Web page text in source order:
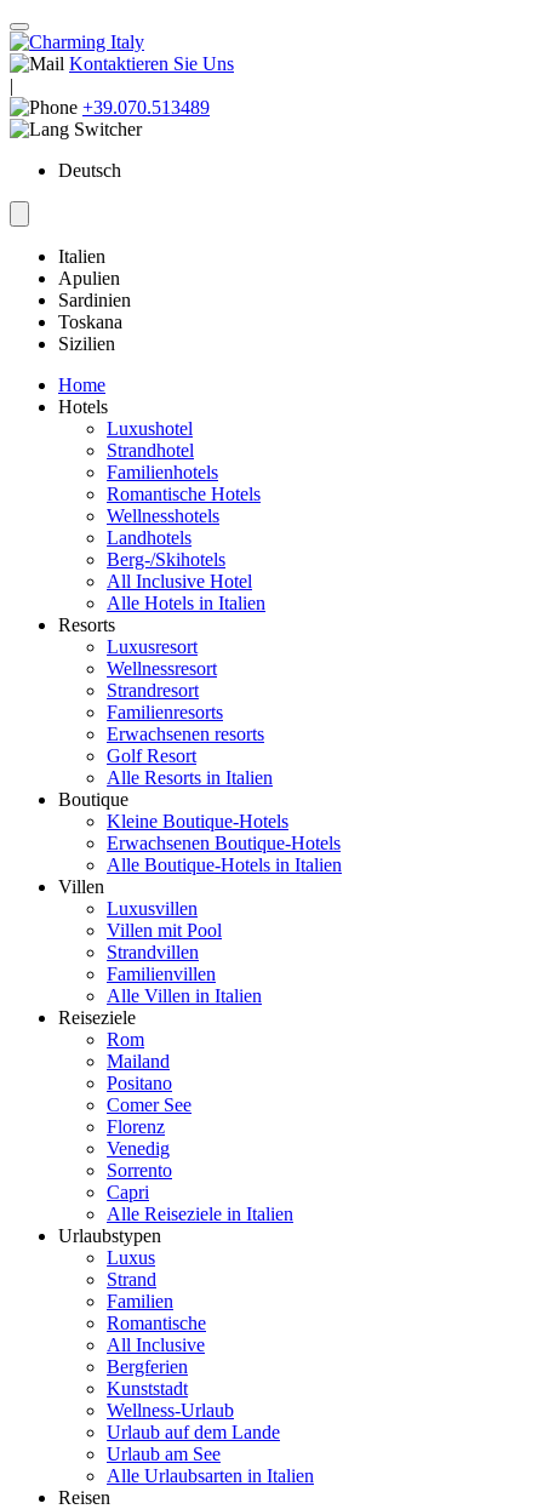
Kontaktieren Sie Uns
|
+39.070.513489
Deutsch
Italien
Apulien
Sardinien
Toskana
Sizilien
Home
Hotels
Luxushotel
Strandhotel
Familienhotels
Romantische Hotels
Wellnesshotels
Landhotels
Berg-/Skihotels
All Inclusive Hotel
Alle Hotels in Italien
Resorts
Luxusresort
Wellnessresort
Strandresort
Familienresorts
Erwachsenen resorts
Golf Resort
Alle Resorts in Italien
Boutique
Kleine Boutique-Hotels
Erwachsenen Boutique-Hotels
Alle Boutique-Hotels in Italien
Villen
Luxusvillen
Villen mit Pool
Strandvillen
Familienvillen
Alle Villen in Italien
Reiseziele
Rom
Mailand
Positano
Comer See
Florenz
Venedig
Sorrento
Capri
Alle Reiseziele in Italien
Urlaubstypen
Luxus
Strand
Familien
Romantische
All Inclusive
Bergferien
Kunststadt
Wellness-Urlaub
Urlaub auf dem Lande
Urlaub am See
Alle Urlaubsarten in Italien
Reisen